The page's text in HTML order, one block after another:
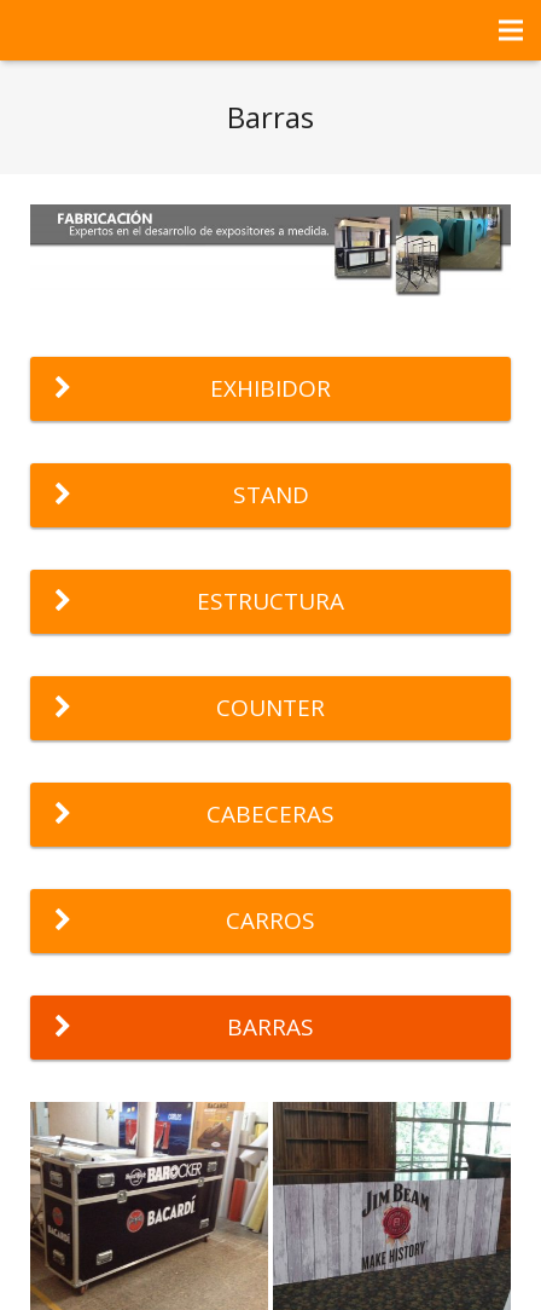
PROYECTOS DEL MES
Barras
EXHIBIDOR
STAND
ESTRUCTURA
COUNTER
CABECERAS
CARROS
BARRAS